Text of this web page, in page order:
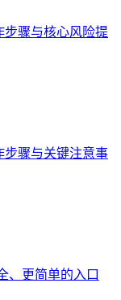
步骤与核心风险提
步骤与关键注意事
、更简单的入口